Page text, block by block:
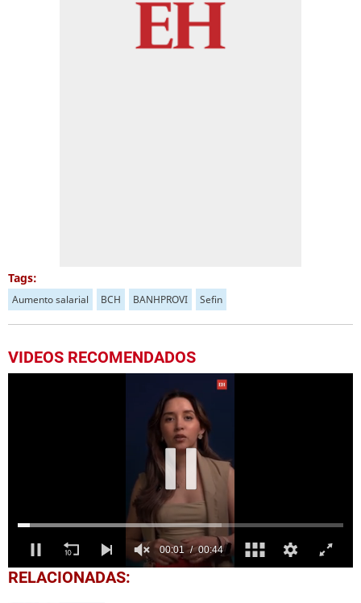
Tags:
Aumento salarial BCH BANHPROVI Sefin
VIDEOS RECOMENDADOS
0
of
RELACIONADAS: